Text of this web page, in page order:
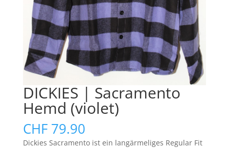
DICKIES | Sacramento
Hemd (violet)
CHF79.90
Dickies Sacramento ist ein langärmeliges Regular Fit